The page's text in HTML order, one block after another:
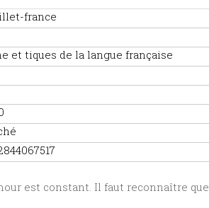
france
et tiques de la langue française
est constant. Il faut reconnaître que